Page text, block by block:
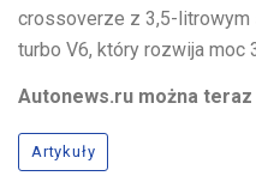
crossoverze z 3,5-
turbo V6, który rozwija moc
Autonews.ru można
Artykuły